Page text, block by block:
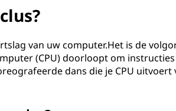
van uw computer.Het is de
(CPU) doorloopt om
dans die je CPU